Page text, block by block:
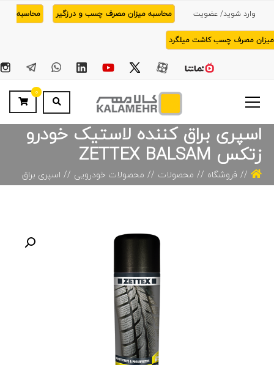
وارد شوید/ عضویت محاسبه میزان مصرف چسب و درزگیر محاسبه
میزان مصرف چسب کاشت میلگرد
0
اسپری براق کننده لاستیک خودرو
زتکس ZETTEX BALSAM
فروشگاه محصولات محصولات خودرویی
اسپری براق